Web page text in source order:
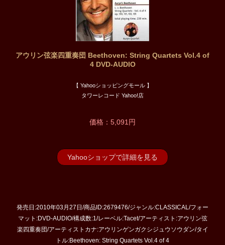
アウリン弦楽四重奏団 Beethoven: String Quartets Vol.4 of
4 DVD-AUDIO
【 Yahooショッピングモール 】
タワーレコード Yahoo!店
価格：5,091円
Yahooショップで詳細を見る
発売日:2010年03月27日/商品ID:2679476/ジャンル:CLASSICAL/フォー
マット:DVD-AUDIO/構成数:1/レーベル:Tacet/アーティスト:アウリン弦
楽四重奏団/アーティストカナ:アウリンゲンガクシジュウソウダン/タイ
トル:Beethoven: String Quartets Vol.4 of 4